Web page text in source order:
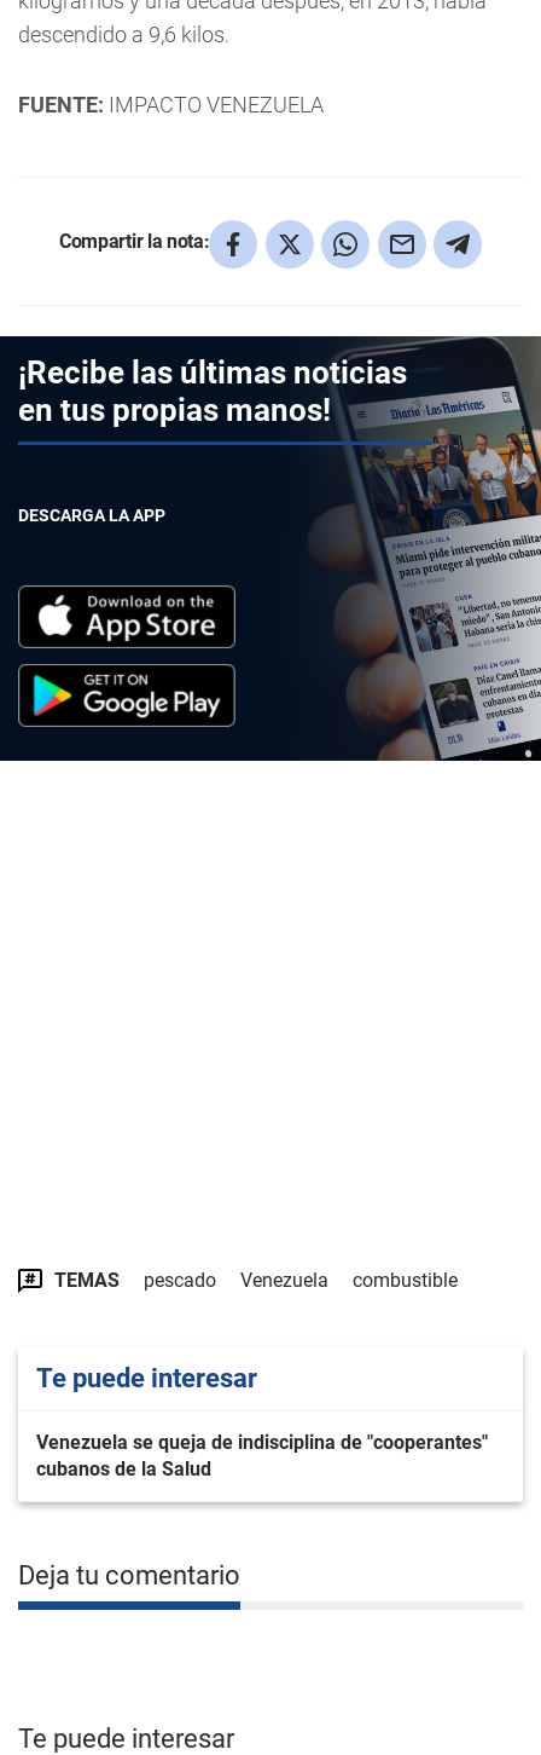
descendido a 9,6 kilos.
FUENTE: IMPACTO VENEZUELA
Compartir la nota:
¡Recibe las últimas noticias
en tus propias manos!
DESCARGA LA APP
TEMAS pescado Venezuela combustible
Te puede interesar
Venezuela se queja de indisciplina de "cooperantes"
cubanos de la Salud
Deja tu comentario
Te puede interesar